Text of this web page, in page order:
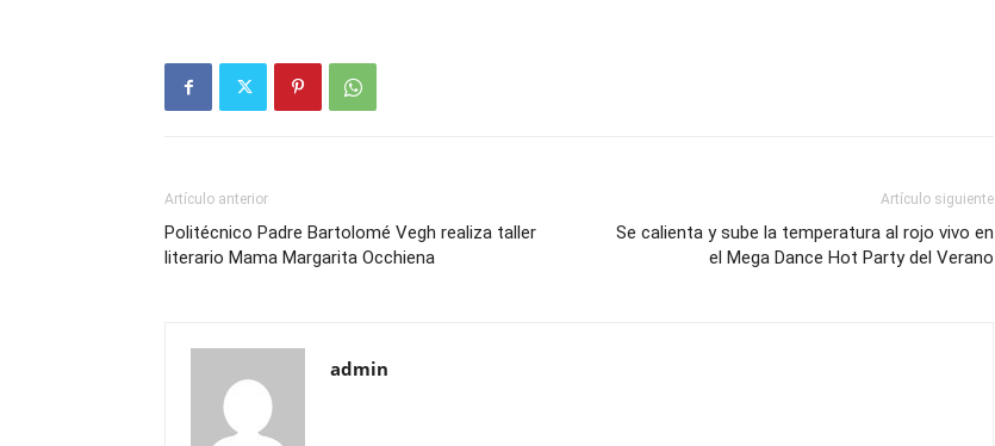
Artículo anterior
Politécnico Padre Bartolomé Vegh realiza taller
literario Mama Margarita Occhiena
Artículo siguiente
Se calienta y sube la temperatura al rojo vivo en
el Mega Dance Hot Party del Verano
admin